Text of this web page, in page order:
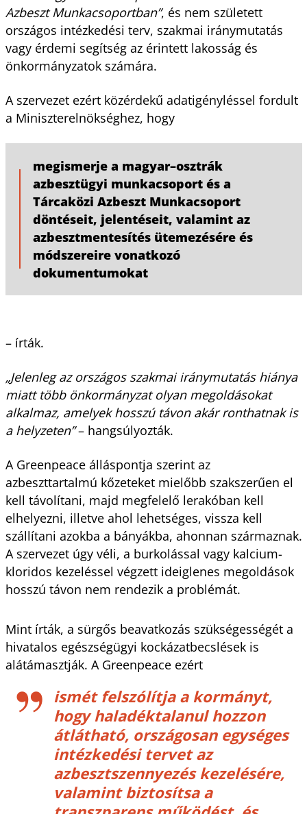
Azbeszt Munkacsoportban”, és nem született
országos intézkedési terv, szakmai iránymutatás
vagy érdemi segítség az érintett lakosság és
önkormányzatok számára.
A szervezet ezért közérdekű adatigényléssel fordult
a Miniszterelnökséghez, hogy
megismerje a magyar–osztrák
azbesztügyi munkacsoport és a
Tárcaközi Azbeszt Munkacsoport
döntéseit, jelentéseit, valamint az
azbesztmentesítés ütemezésére és
módszereire vonatkozó
dokumentumokat
– írták.
„Jelenleg az országos szakmai iránymutatás hiánya
miatt több önkormányzat olyan megoldásokat
alkalmaz, amelyek hosszú távon akár ronthatnak is
a helyzeten”– hangsúlyozták.
A Greenpeace álláspontja szerint az
azbeszttartalmú kőzeteket mielőbb szakszerűen el
kell távolítani, majd megfelelő lerakóban kell
elhelyezni, illetve ahol lehetséges, vissza kell
szállítani azokba a bányákba, ahonnan származnak.
A szervezet úgy véli, a burkolással vagy kalcium-
kloridos kezeléssel végzett ideiglenes megoldások
hosszú távon nem rendezik a problémát.
Mint írták, a sürgős beavatkozás szükségességét a
hivatalos egészségügyi kockázatbecslések is
alátámasztják. A Greenpeace ezért
ismét felszólítja a kormányt,
hogy haladéktalanul hozzon
átlátható, országosan egységes
intézkedési tervet az
azbesztszennyezés kezelésére,
valamint biztosítsa a